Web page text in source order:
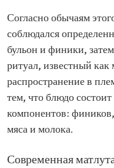
Согласно обычаям
соблюдался
бульон и финики,
ритуал, известный
распространение в
тем, что блюдо
компонентов:
мяса и молока.
Современная